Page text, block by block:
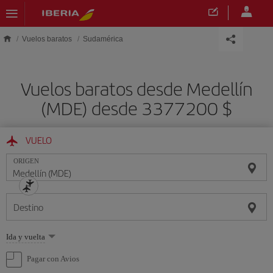
Saltar al contenido principal
Vuelos baratos Sudamérica
Vuelos baratos desde Medellín
(MDE) desde 3377200 $
VUELO
ORIGEN
Destino
Seleccione
una
opción
Ida y vuelta
Pagar con Avios